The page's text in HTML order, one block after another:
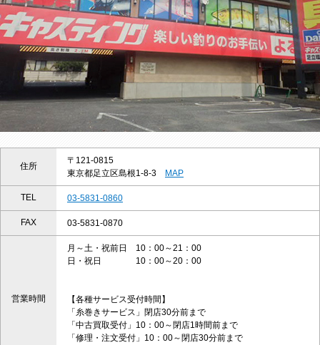
住所
〒121-0815
東京都足立区島根1-8-3
MAP
TEL 03-5831-0860
FAX 03-5831-0870
営業時間
月～土・祝前日 10：00～21：00
日・祝日 10：00～20：00
【各種サービス受付時間】
「糸巻きサービス」閉店30分前まで
「中古買取受付」10：00～閉店1時間前まで
「修理・注文受付」10：00～閉店30分前まで